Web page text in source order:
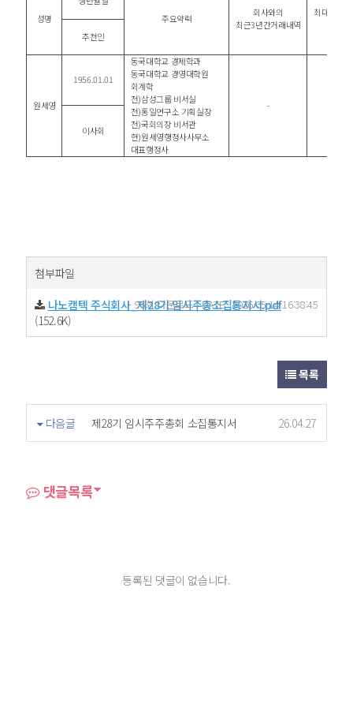
성명
주요약력
회사와의
최근3년간거래내역
최대주주
추천인
원세영
1956.01.01
동국대학교 경제학과
동국대학교 경영대학원
회계학
전)삼성그룹 비서실
전)통일연구소 기획실장
전)국회의장 비서관
현)원세영행정사사무소
대표행정사
-
이사회
첨부파일
나노캠텍 주식회사_제28기 임시주총소집통지서.pdf
(152.6K)
96회 다운로드 | DATE : 2026-05-14 16:38:45
목록
다음글 제28기 임시주주총회 소집통지서 26.04.27
댓글목록
등록된 댓글이 없습니다.